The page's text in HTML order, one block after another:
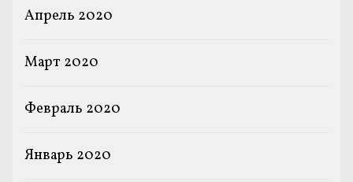
Апрель 2020
Март 2020
Февраль 2020
Январь 2020